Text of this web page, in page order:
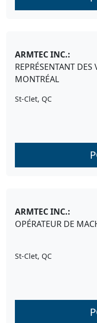
ARMTEC INC.:
REPRÉSENTANT
MONTRÉAL
St-Clet, QC
ARMTEC INC.:
OPÉRATEUR DE
St-Clet, QC